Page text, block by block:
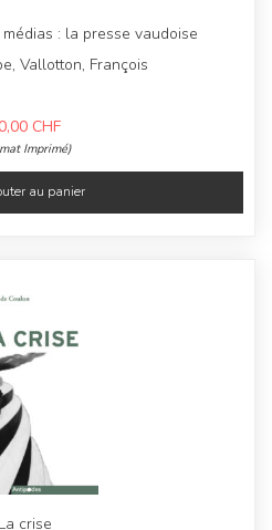
: la presse vaudoise
Vallotton, François
CHF
Imprimé)
au panier
La crise